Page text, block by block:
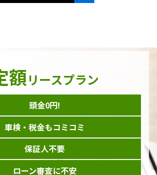
額リースプラン
頭金0円!
車検・税金もコミコミ
保証人不要
ローン審査に不安